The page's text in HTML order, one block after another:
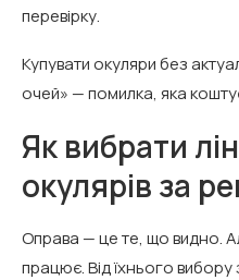
перевірку.
Купувати окуляри без
очей» — помилка, яка
Як вибрати
окулярів за
Оправа — це те, що видно.
працює. Від їхнього